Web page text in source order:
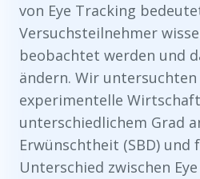
von Eye Tracking
Versuchsteilnehmer
beobachtet werden und
ändern. Wir
experimentelle
unterschiedlichem Grad
Erwünschtheit (SBD) und
Unterschied zwischen